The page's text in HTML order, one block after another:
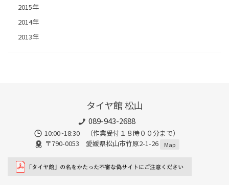
2015年
2014年
2013年
タイヤ館 松山
089-943-2688
10:00~18:30 （作業受付１８時００分まで）
〒790-0053 愛媛県松山市竹原2-1-26
Map